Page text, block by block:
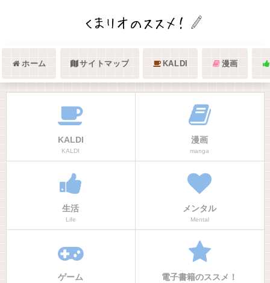
ホーム サイトマップ KALDI 漫画
KALDI
KALDI
漫画
manga
生活
Life
メンタル
Mental
ゲーム 電子書籍のススメ！